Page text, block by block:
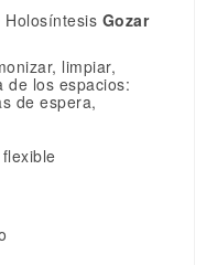
Gozar
limpiar,
de los espacios:
de espera,
flexible